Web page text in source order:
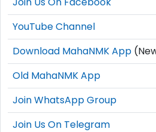
YouTube Channel
Download MahaNMK App
Old MahaNMK App
Join WhatsApp Group
Join Us On Telegram